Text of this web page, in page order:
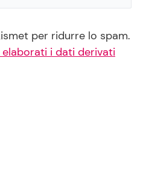
per ridurre lo spam.
i dati derivati